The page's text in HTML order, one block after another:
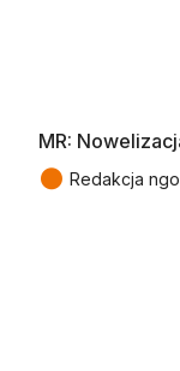
MR:
● Redakcja